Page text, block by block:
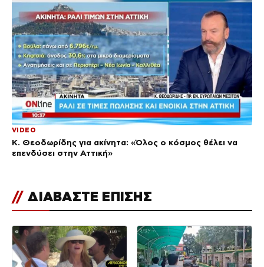
VIDEO
Κ. Θεοδωρίδης για ακίνητα: «Όλος ο κόσμος θέλει να
επενδύσει στην Αττική»
// ΔΙΑΒΑΣΤΕ ΕΠΙΣΗΣ